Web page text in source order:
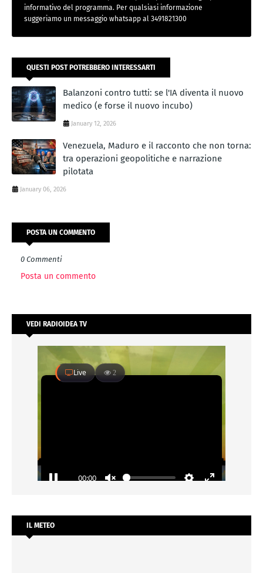
informativo del programma. Per qualsiasi informazione
suggeriamo un messaggio whatsapp al 3491821300
QUESTI POST POTREBBERO INTERESSARTI
Balanzoni contro tutti: se l'IA diventa il nuovo
medico (e forse il nuovo incubo)
January 12, 2026
Venezuela, Maduro e il racconto che non torna:
tra operazioni geopolitiche e narrazione
pilotata
January 06, 2026
POSTA UN COMMENTO
0 Commenti
Posta un commento
VEDI RADIOIDEA TV
IL METEO